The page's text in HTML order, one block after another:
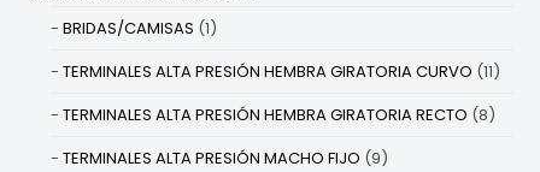
BRIDAS/CAMISAS (1)
TERMINALES ALTA PRESIÓN HEMBRA GIRATORIA CURVO (11)
TERMINALES ALTA PRESIÓN HEMBRA GIRATORIA RECTO (8)
TERMINALES ALTA PRESIÓN MACHO FIJO (9)